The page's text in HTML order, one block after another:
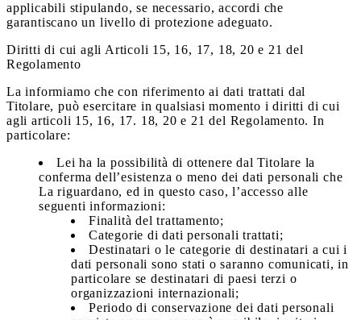
applicabili stipulando, se necessario, accordi che
garantiscano un livello di protezione adeguato.
Diritti di cui agli Articoli 15, 16, 17, 18, 20 e 21 del
Regolamento
La informiamo che con riferimento ai dati trattati dal
Titolare, può esercitare in qualsiasi momento i diritti di cui
agli articoli 15, 16, 17. 18, 20 e 21 del Regolamento. In
particolare:
Lei ha la possibilità di ottenere dal Titolare la
conferma dell’esistenza o meno dei dati personali che
La riguardano, ed in questo caso, l’accesso alle
seguenti informazioni:
Finalità del trattamento;
Categorie di dati personali trattati;
Destinatari o le categorie di destinatari a cui i
dati personali sono stati o saranno comunicati, in
particolare se destinatari di paesi terzi o
organizzazioni internazionali;
Periodo di conservazione dei dati personali